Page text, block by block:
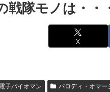
外「日本は特別！」日本の
たあの親日経営者に海外が大
外「勘弁して！」米国人が最
戦隊モノは・・
X
子バイオマン パロディ・オマー